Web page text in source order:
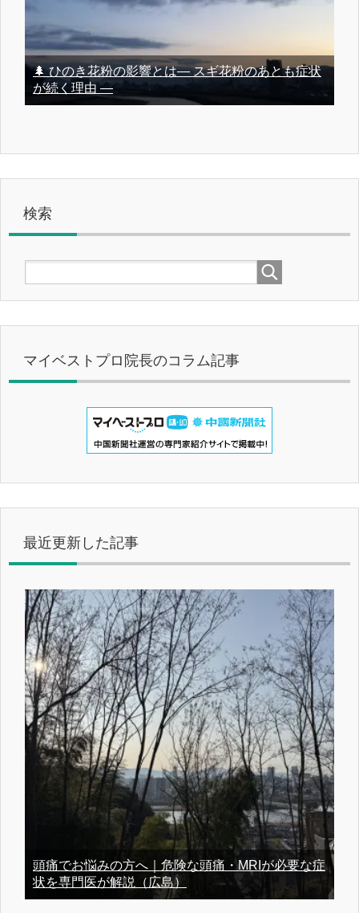
🌲 ひのき花粉の影響とは― スギ花粉のあとも症状
が続く理由 ―
検索
マイベストプロ院長のコラム記事
最近更新した記事
頭痛でお悩みの方へ｜危険な頭痛・MRIが必要な症
状を専門医が解説（広島）